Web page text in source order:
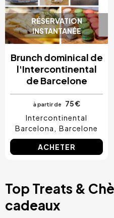
RÉSERVATION
INSTANTANÉE
Brunch dominical de
l'Intercontinental
de Barcelone
à partir de
75 €
Intercontinental
Barcelona
Barcelone
ACHETER
Top Treats &
cadeaux